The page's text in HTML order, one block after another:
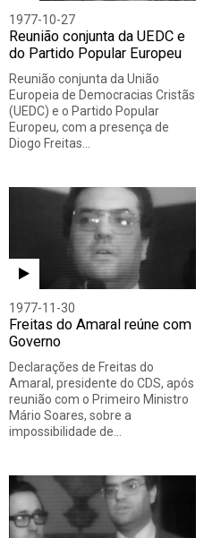
1977-10-27
Reunião conjunta da UEDC e
do Partido Popular Europeu
Reunião conjunta da União
Europeia de Democracias Cristãs
(UEDC) e o Partido Popular
Europeu, com a presença de
Diogo Freitas…
1977-11-30
Freitas do Amaral reúne com
Governo
Declarações de Freitas do
Amaral, presidente do CDS, após
reunião com o Primeiro Ministro
Mário Soares, sobre a
impossibilidade de…